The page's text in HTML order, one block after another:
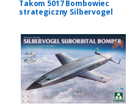
Takom 5017 Bombowiec
strategiczny Silbervogel